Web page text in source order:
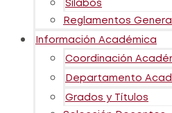
Sílabos
Reglamentos
Información Académica
Coordinación
Departamento
Grados y Títulos